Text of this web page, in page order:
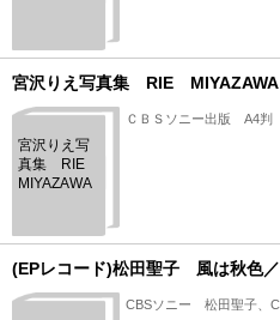
宮沢りえ写真集 RIE MIYAZAWA
宮沢りえ写
真集 RIE
MIYAZAWA
ＣＢＳソニー出版 A4判
(EPレコード)松田聖子 風は秋色
CBSソニー 松田聖子、